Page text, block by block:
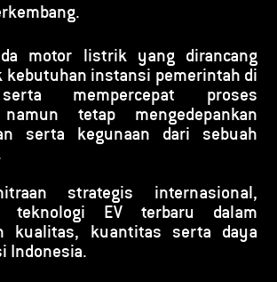
motor listrik yang dirancang
instansi pemerintah di
mempercepat proses
tetap mengedepankan
serta kegunaan dari sebuah
strategis internasional,
teknologi EV terbaru dalam
kualitas, kuantitas serta daya
Indonesia.